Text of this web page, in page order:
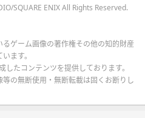
SQUARE ENIX All Rights Reserved.
ゲーム画像の著作権その他の知的財産
ます。
たコンテンツを提供しております。
の無断使用・無断転載は固くお断りし